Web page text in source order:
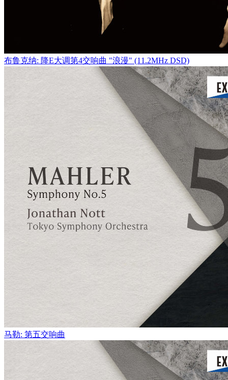
布鲁克纳: 降E大调第4交响曲 "浪漫" (11.2MHz DSD)
马勒: 第五交响曲